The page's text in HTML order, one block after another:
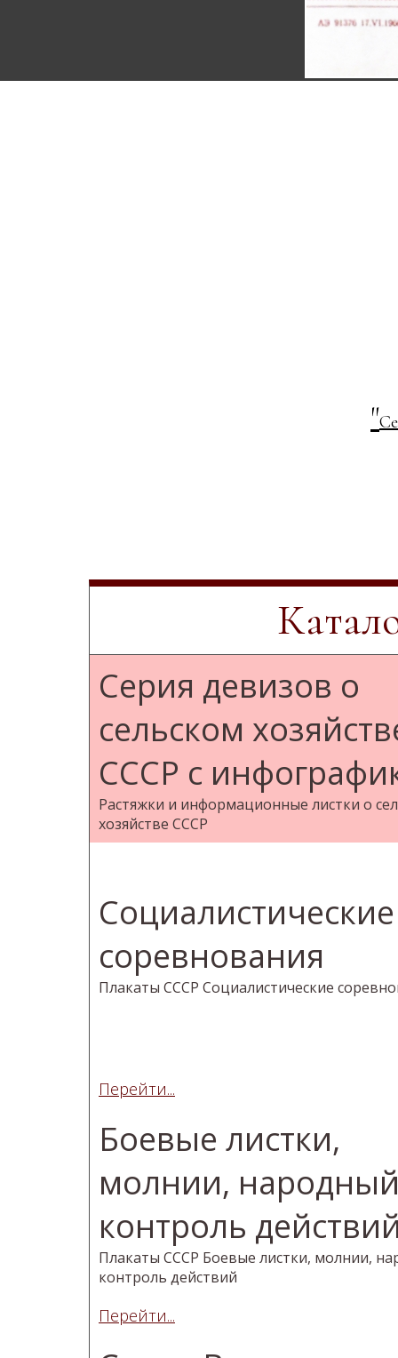
"
Серия девизов о
сельском
СССР с
Растяжки и информационные листки о
хозяйстве СССР
Социалистические
соревнования
Плакаты СССР Социалистические
Перейти...
Боевые листки,
молнии,
контроль
Плакаты СССР Боевые листки, молнии,
контроль действий
Перейти...